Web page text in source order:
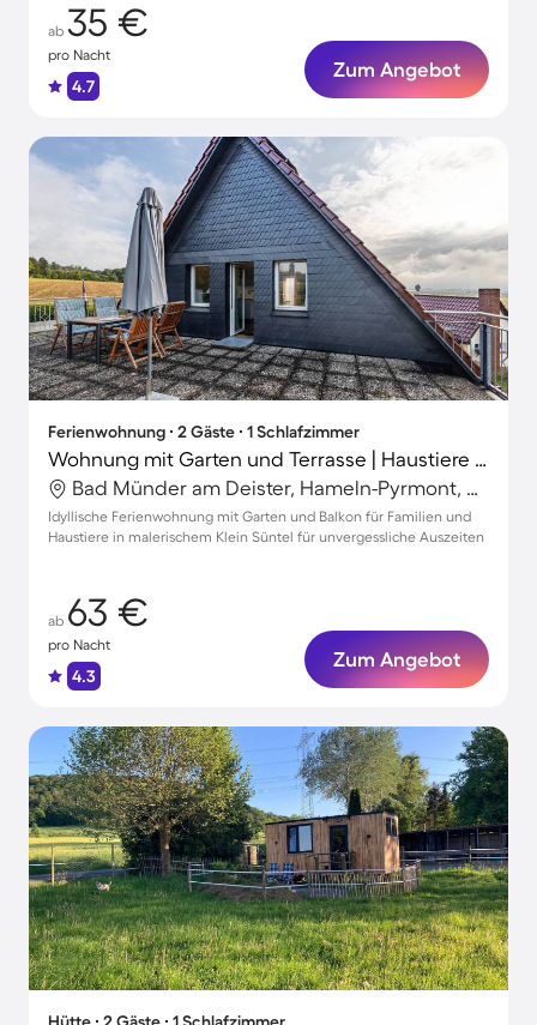
ab 35 €
pro Nacht
4.7
Zum Angebot
Ferienwohnung ∙ 2 Gäste ∙ 1 Schlafzimmer
Wohnung mit Garten und Terrasse | Haustiere sind willkommen
Bad Münder am Deister, Hameln-Pyrmont, Deutschland
Idyllische Ferienwohnung mit Garten und Balkon für Familien und
Haustiere in malerischem Klein Süntel für unvergessliche Auszeiten
ab 63 €
pro Nacht
4.3
Zum Angebot